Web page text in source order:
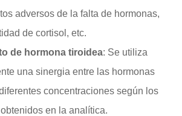
adversos de la falta de hormonas,
de cortisol, etc.
de hormona tiroidea: Se utiliza
una sinergia entre las hormonas
concentraciones según los
en la analítica.